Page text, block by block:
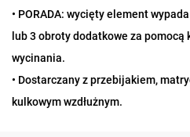
• PORADA: wycięty element
lub 3 obroty dodatkowe za pomocą
wycinania.
• Dostarczany z przebijakiem,
kulkowym wzdłużnym.